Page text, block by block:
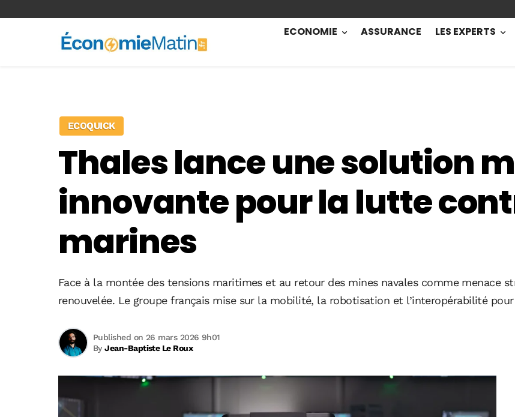
ECONOMIE ASSURANCE LES EXPERTS
ECOQUICK
Thales lance une solution
innovante pour la lutte
marines
Face à la montée des tensions maritimes et au retour des mines navales comme menace
renouvelée. Le groupe français mise sur la mobilité, la robotisation et l’interopérabilité
ByJean-Baptiste Le Roux
Published on 26 mars 2026 9h01